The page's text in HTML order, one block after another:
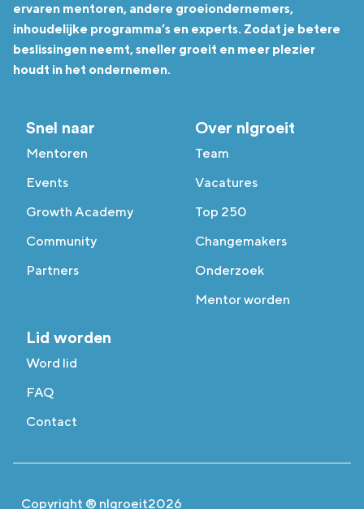
ervaren mentoren, andere groeiondernemers,
inhoudelijke programma’s en experts. Zodat je betere
beslissingen neemt, sneller groeit en meer plezier
houdt in het ondernemen.
Snel naar
Mentoren
Events
Growth Academy
Community
Partners
Over nlgroeit
Team
Vacatures
Top 250
Changemakers
Onderzoek
Mentor worden
Lid worden
Word lid
FAQ
Contact
Copyright ® nlgroeit2026